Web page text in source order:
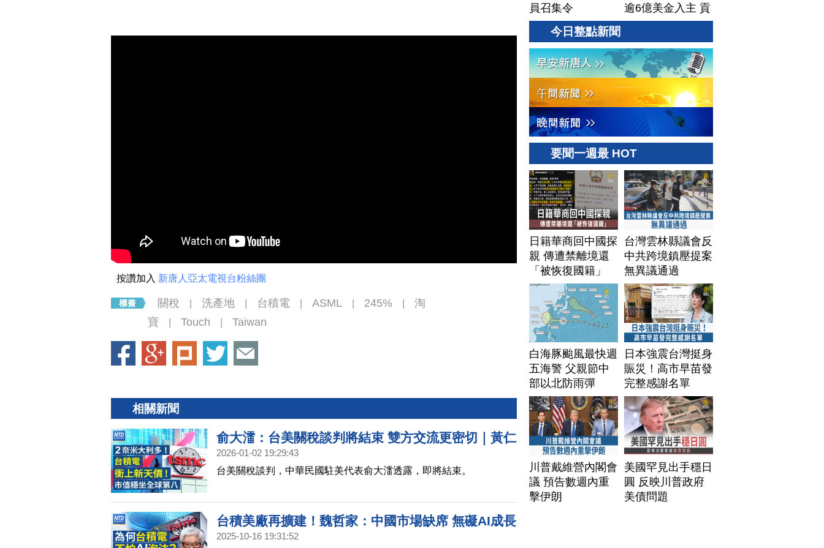
按讚加入 新唐人亞太電視台粉絲團
關稅 洗產地 台積電 ASML 245%
淘
寶
Touch Taiwan
相關新聞
俞大㵢：台美關稅談判將結束 雙方交流更密切｜黃仁
勳傳1/30訪台 親自出席輝達總部簽約？｜蘋果重大調
整！2026年或不發表iPhone 18｜2026超級獨角獸
2026-01-02 19:29:43
台美關稅談判，中華民國駐美代表俞大㵢透露，即將結束。
台積美廠再擴建！魏哲家：中國市場缺席 無礙AI成長
｜南韓四大財閥擬赴美見川普 助攻韓美貿易談判｜貝
2025-10-16 19:31:52
員召集令
逾6億美金入主 貢
茶拓國際版圖加速
聞｜
20260806(四)
今日整點新聞
要聞一週最 HOT
日籍華商回中國探
親 傳遭禁離境還
「被恢復國籍」
台灣雲林縣議會反
中共跨境鎮壓提案
無異議通過
白海豚颱風最快週
五海警 父親節中
部以北防雨彈
日本強震台灣挺身
賑災！高市早苗發
完整感謝名單
川普戴維營內閣會
議 預告數週內重
擊伊朗
美國罕見出手穩日
圓 反映川普政府
美債問題